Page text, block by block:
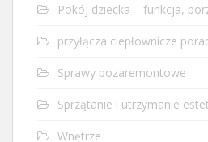
Pokój dziecka – funkcja,
przyłącza ciepłownicze
Sprawy pozaremontowe
Sprzątanie i utrzymanie
Wnętrze